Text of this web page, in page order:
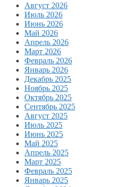
Август 2026
Июль 2026
Июнь 2026
Май 2026
Апрель 2026
Март 2026
Февраль 2026
Январь 2026
Декабрь 2025
Ноябрь 2025
Октябрь 2025
Сентябрь 2025
Август 2025
Июль 2025
Июнь 2025
Май 2025
Апрель 2025
Март 2025
Февраль 2025
Январь 2025